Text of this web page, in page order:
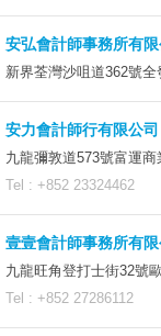
安弘會計師事務所有限
新界荃灣沙咀道362號
安力會計師行有限公司
九龍彌敦道573號富運
Tel : +852
壹壹會計師事務所有限
九龍旺角登打士街32號
Tel : +852 27286112